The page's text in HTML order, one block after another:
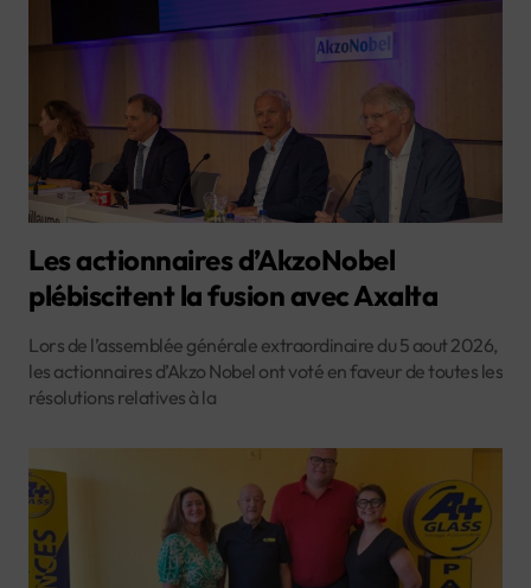
Les actionnaires d’AkzoNobel
plébiscitent la fusion avec Axalta
Lors de l’assemblée générale extraordinaire du 5 aout 2026,
les actionnaires d’Akzo Nobel ont voté en faveur de toutes les
résolutions relatives à la